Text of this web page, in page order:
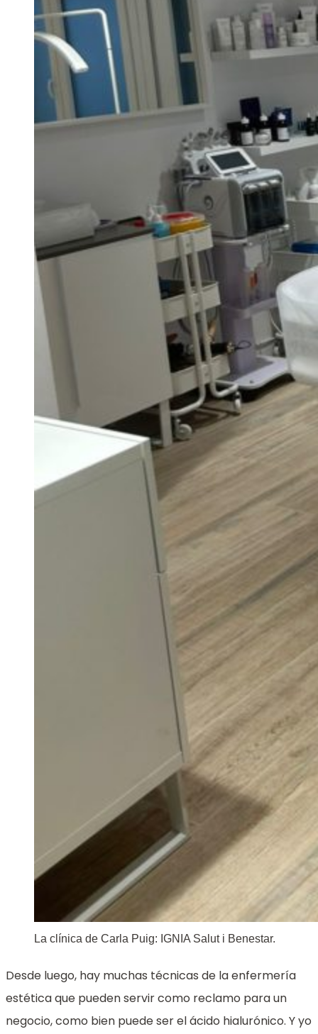
La clínica de Carla Puig: IGNIA Salut i Benestar.
Desde luego, hay muchas técnicas de la enfermería
estética que pueden servir como reclamo para un
negocio, como bien puede ser el ácido hialurónico. Y yo